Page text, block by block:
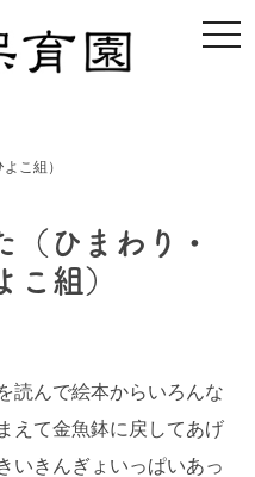
こ組）
（ひまわり・
こ組）
読んで絵本からいろんな
えて金魚鉢に戻してあげ
いきんぎょいっぱいあっ